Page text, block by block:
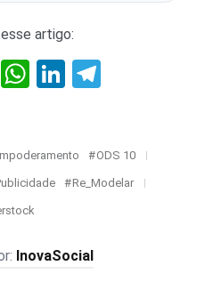
artigo:
EmailWhatsApp
LinkedIn
ODS 10
Re_Modelar
InovaSocial